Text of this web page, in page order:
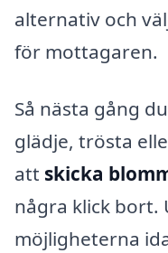
alternativ och
för mottagaren.
Så nästa gång
glädje, trösta
att skicka
några klick bort.
möjligheterna